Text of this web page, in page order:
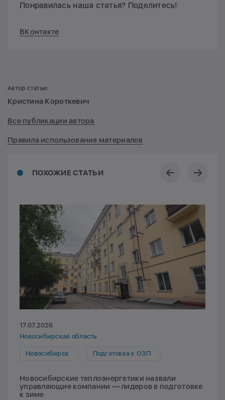
Понравилась наша статья? Поделитесь!
ВКонтакте
ПОХОЖИЕ СТАТЬИ
17.07.2026
Новосибирская область
Новосибирск Подготовка к ОЗП
Новосибирские теплоэнергетики назвали
управляющие компании — лидеров в подготовке
к зиме
Автор статьи:
Кристина Короткевич
Все публикации автора
Правила использования материалов